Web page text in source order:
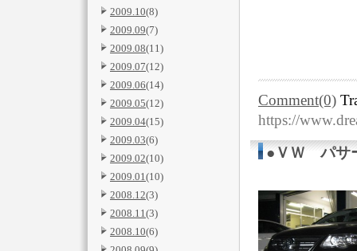
2009.10(8)
2009.09(7)
2009.08(11)
2009.07(12)
2009.06(14)
2009.05(12)
2009.04(15)
2009.03(6)
2009.02(10)
2009.01(10)
2008.12(3)
2008.11(3)
2008.10(6)
Comment(0)
https://
●ＶＷ パサ